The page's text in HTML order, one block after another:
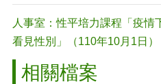
人事室：性平培力課程「疫情
看見性別」（110年10月1日）
相關檔案